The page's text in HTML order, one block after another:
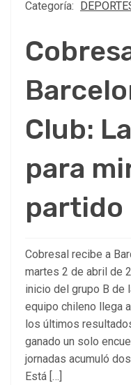
Categoría:
Club:
para
partido
Cobresal recibe a
martes 2 de abril de
inicio del grupo B de
equipo chileno llega
los últimos
ganado un solo
jornadas acumuló
Está […]